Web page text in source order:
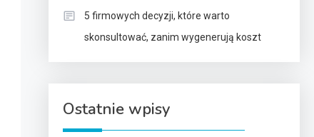
5 firmowych decyzji, które warto
skonsultować, zanim wygenerują koszt
Ostatnie wpisy